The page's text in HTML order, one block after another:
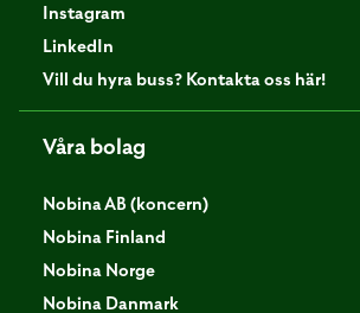
Instagram
LinkedIn
Vill du hyra buss? Kontakta oss här!
Våra bolag
Nobina AB (koncern)
Nobina Finland
Nobina Norge
Nobina Danmark